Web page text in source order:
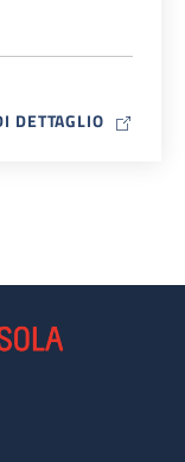
DETTAGLIO MAP ICON